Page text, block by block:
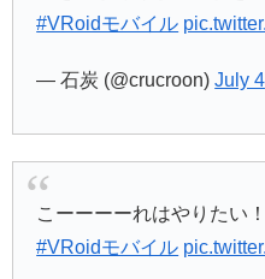
#VRoidモバイル
— 石炭 (@crucroon)July
こーーーーれはやりたい
#VRoidモバイル